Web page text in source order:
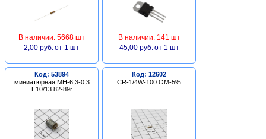
В наличии: 5668 шт
2,00 руб. от 1 шт
В наличии: 141 шт
45,00 руб. от 1 шт
Код: 53894
миниатюрная:МН-6,3-0,3
Е10/13 82-89г
Код: 12602
CR-1/4W-100 ОМ-5%